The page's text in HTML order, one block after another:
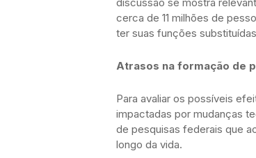
cerca de 11 milhões de
ter suas funções
Atrasos na formação de
Para avaliar os possíveis
impactadas por mudanças
de pesquisas federais que
longo da vida.